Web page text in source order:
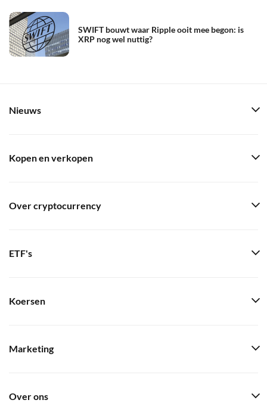
SWIFT bouwt waar Ripple ooit mee begon: is
XRP nog wel nuttig?
Nieuws
Kopen en verkopen
Over cryptocurrency
ETF's
Koersen
Marketing
Over ons